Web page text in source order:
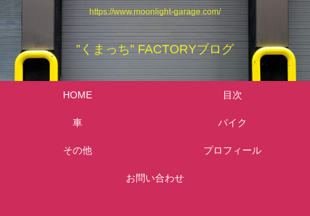
https://www.moonlight-garage.com/
”くまっち” FACTORYブログ
HOME 目次
車 バイク
その他 プロフィール
お問い合わせ